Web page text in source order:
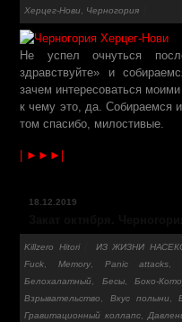
Херцег-Нови, Черногория
Не успел очнуться
здравствуйте» и
зачем интересоваться
к чему это, да. Собираемся
том спасибо, милостивые.
| ►►►|
18.12.2019
Killzero Hitori ИЗ ЖИЗНИ
Fuck,Memory, Panic attacks,
Белохалатный, Бесы, Боко-
Взрывательство, Вкус полыни,
Гравитационный коллапс,